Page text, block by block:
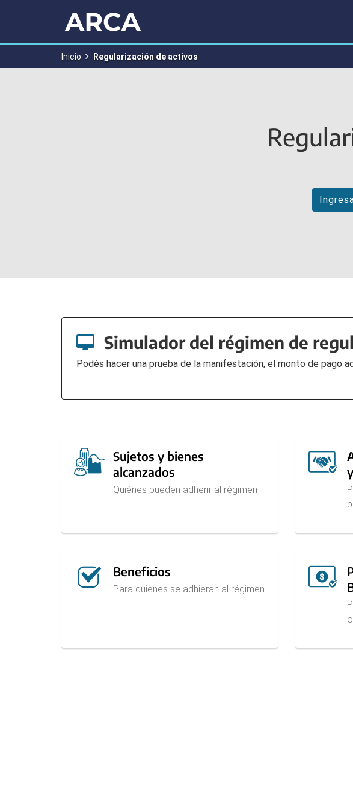
DE
REGULARIZACIONES
Inicio Regularización de activos
Simulador del régimen de
Podés hacer una prueba de la manifestación, el monto de pago
Sujetos y bienes
alcanzados
Quiénes pueden adherir al régimen
Beneficios
Para quienes se adhieran al régimen